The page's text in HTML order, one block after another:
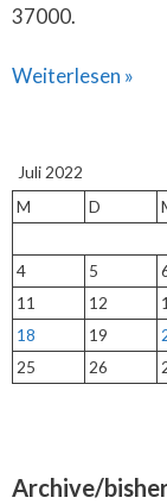
37000.
Weiterlesen »
Juli 2022
M
D
4
5
11
12
18
19
25
26
Archive/